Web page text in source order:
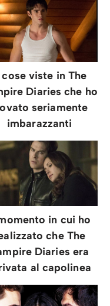
cose viste in The
Diaries che ho
seriamente
imbarazzanti
in cui ho
che The
Diaries era
al capolinea